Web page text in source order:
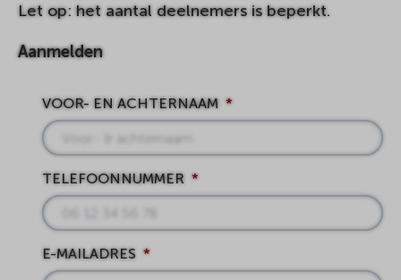
Let op: het aantal deelnemers is beperkt.
Aanmelden
VOOR- EN ACHTERNAAM *
TELEFOONNUMMER *
E-MAILADRES *